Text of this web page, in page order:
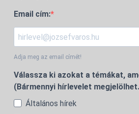
Email cím:
Adja meg az email címét!
Válassza ki azokat a témákat,
(Bármennyi hírlevelet
Általános hírek